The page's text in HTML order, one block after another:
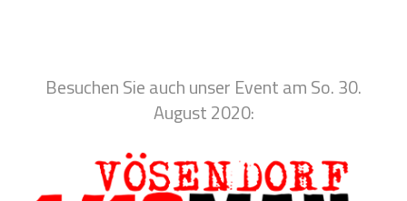
Besuchen Sie auch unser Event am So. 30.
August 2020: